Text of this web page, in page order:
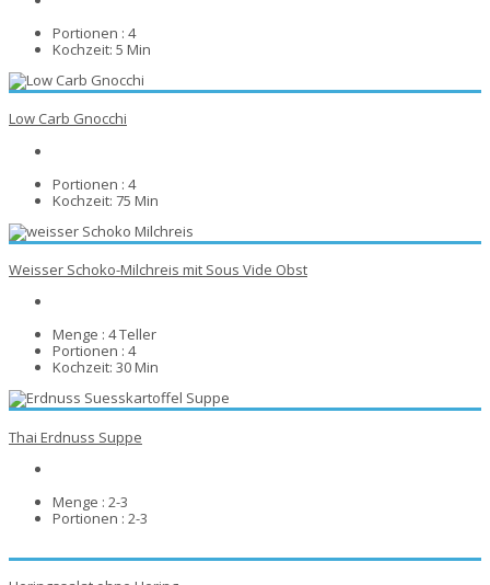
Portionen : 4
Kochzeit: 5 Min
Low Carb Gnocchi
Portionen : 4
Kochzeit: 75 Min
Weisser Schoko-Milchreis mit Sous Vide Obst
Menge : 4 Teller
Portionen : 4
Kochzeit: 30 Min
Thai Erdnuss Suppe
Menge : 2-3
Portionen : 2-3